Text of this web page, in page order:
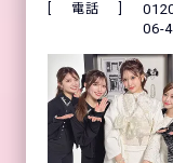
電話
06-